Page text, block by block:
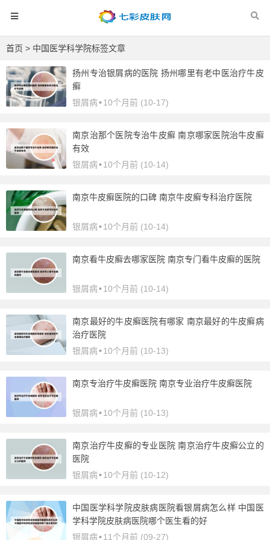
首页 > 中国医学科学院标签文章
扬州专治银屑病的医院 扬州哪里有老中医治疗牛皮
癣
银屑病•10个月前 (10-17)
南京治那个医院专治牛皮癣 南京哪家医院治牛皮癣
有效
银屑病•10个月前 (10-14)
南京牛皮癣医院的口碑 南京牛皮癣专科治疗医院
银屑病•10个月前 (10-14)
南京看牛皮癣去哪家医院 南京专门看牛皮癣的医院
银屑病•10个月前 (10-14)
南京最好的牛皮癣医院有哪家 南京最好的牛皮癣病
治疗医院
银屑病•10个月前 (10-13)
南京专治疗牛皮癣医院 南京专业治疗牛皮癣医院
银屑病•10个月前 (10-13)
南京治疗牛皮癣的专业医院 南京治疗牛皮癣公立的
医院
银屑病•10个月前 (10-12)
中国医学科学院皮肤病医院看银屑病怎么样 中国医
学科学院皮肤病医院哪个医生看的好
银屑病•11个月前 (09-27)